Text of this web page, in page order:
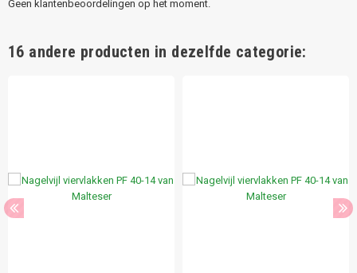
Geen klantenbeoordelingen op het moment.
16 andere producten in dezelfde categorie: